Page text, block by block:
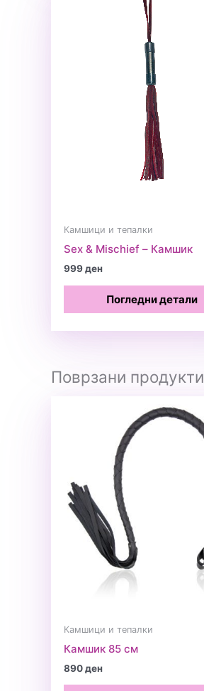
Камшици и тепалки
Sex & Mischief – Камшик
999ден
Погледни детали
Поврзани продукти
Камшици и тепалки
Камшик 85 см
890ден